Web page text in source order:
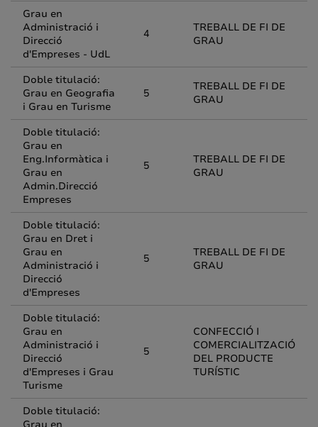
Grau en
Administració i
Direcció
d'Empreses - UdL
4
TREBALL DE FI DE
GRAU
Doble titulació:
Grau en Geografia
i Grau en Turisme
5
TREBALL DE FI DE
GRAU
Doble titulació:
Grau en
Eng.Informàtica i
Grau en
Admin.Direcció
Empreses
5
TREBALL DE FI DE
GRAU
Doble titulació:
Grau en Dret i
Grau en
Administració i
Direcció
d'Empreses
5
TREBALL DE FI DE
GRAU
Doble titulació:
Grau en
Administració i
Direcció
d'Empreses i Grau
Turisme
5
CONFECCIÓ I
COMERCIALITZACIÓ
DEL PRODUCTE
TURÍSTIC
Doble titulació: